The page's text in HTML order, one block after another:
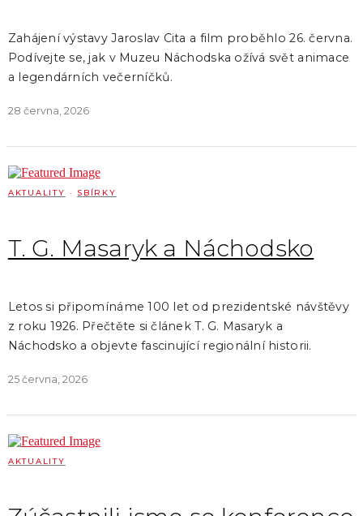
Zahájení výstavy Jaroslav Cita a film proběhlo 26. června.
Podívejte se, jak v Muzeu Náchodska ožívá svět animace
a legendárních večerníčků.
28 června, 2026
AKTUALITY · SBÍRKY
T. G. Masaryk a Náchodsko
Letos si připomínáme 100 let od prezidentské návštěvy
z roku 1926. Přečtěte si článek T. G. Masaryk a
Náchodsko a objevte fascinující regionální historii.
25 června, 2026
AKTUALITY